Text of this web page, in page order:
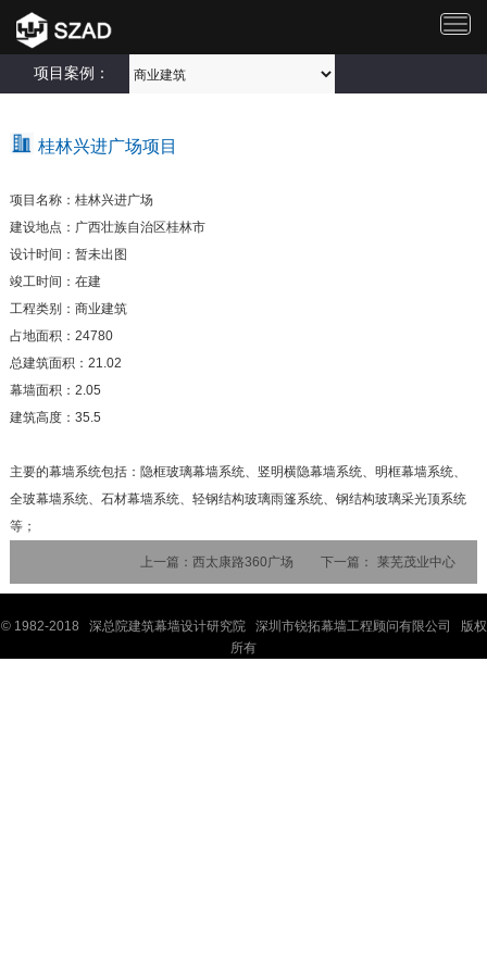
切
航
项目案例：
桂林兴进广场项目
项目名称：桂林兴进广场
建设地点：广西壮族自治区桂林市
设计时间：暂未出图
竣工时间：在建
工程类别：商业建筑
占地面积：24780
总建筑面积：21.02
幕墙面积：2.05
建筑高度：35.5
主要的幕墙系统包括：隐框玻璃幕墙系统、竖明横隐幕墙系统、明框幕墙系统、
全玻幕墙系统、石材幕墙系统、轻钢结构玻璃雨篷系统、钢结构玻璃采光顶系统
等；
上一篇：西太康路360广场 下一篇： 莱芜茂业中心
© 1982-2018 深总院建筑幕墙设计研究院 深圳市锐拓幕墙工程顾问有限公司 版权
所有